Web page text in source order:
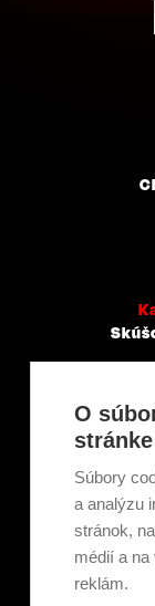
O
stránke
Súbory
a analýzu
stránok,
médií a na
reklám.